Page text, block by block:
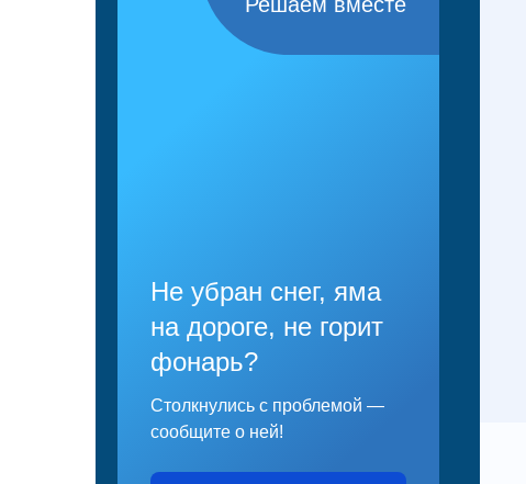
Решаем вместе
Не убран снег, яма
на дороге, не горит
фонарь?
Столкнулись с проблемой —
сообщите о ней!